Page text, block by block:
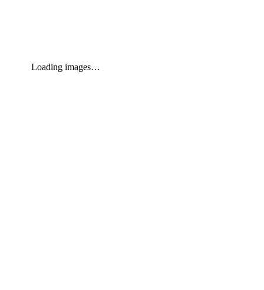
Loading images…